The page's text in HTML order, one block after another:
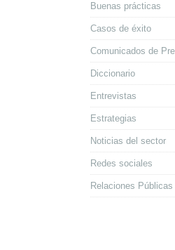
Buenas prácticas
Casos de éxito
Comunicados de
Diccionario
Entrevistas
Estrategias
Noticias del sector
Redes sociales
Relaciones Públicas